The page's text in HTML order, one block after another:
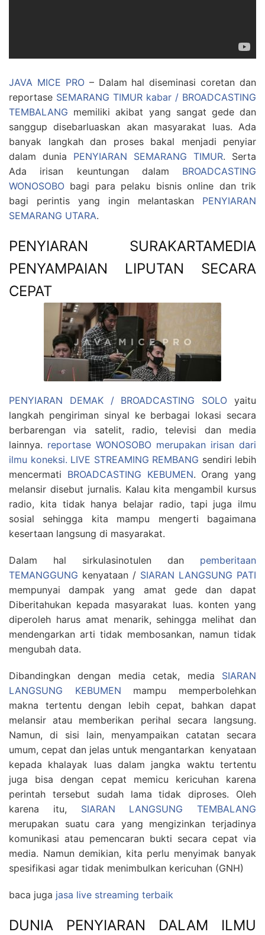
JAVA MICE PRO– Dalam hal diseminasi coretan dan
reportase SEMARANG TIMUR kabar / BROADCASTING
TEMBALANG memiliki akibat yang sangat gede dan
sanggup disebarluaskan akan masyarakat luas. Ada
banyak langkah dan proses bakal menjadi penyiar
dalam dunia PENYIARAN SEMARANG TIMUR. Serta
Ada irisan keuntungan dalam BROADCASTING
WONOSOBO bagi para pelaku bisnis online dan trik
bagi perintis yang ingin melantaskan PENYIARAN
SEMARANG UTARA.
PENYIARAN SURAKARTAMEDIA
PENYAMPAIAN LIPUTAN SECARA
CEPAT
PENYIARAN DEMAK / BROADCASTING SOLO yaitu
langkah pengiriman sinyal ke berbagai lokasi secara
berbarengan via satelit, radio, televisi dan media
lainnya. reportase WONOSOBO merupakan irisan dari
ilmu koneksi. LIVE STREAMING REMBANG sendiri lebih
mencermati BROADCASTING KEBUMEN. Orang yang
melansir disebut jurnalis. Kalau kita mengambil kursus
radio, kita tidak hanya belajar radio, tapi juga ilmu
sosial sehingga kita mampu mengerti bagaimana
kesertaan langsung di masyarakat.
Dalam hal sirkulasinotulen dan pemberitaan
TEMANGGUNG kenyataan / SIARAN LANGSUNG PATI
mempunyai dampak yang amat gede dan dapat
Diberitahukan kepada masyarakat luas. konten yang
diperoleh harus amat menarik, sehingga melihat dan
mendengarkan arti tidak membosankan, namun tidak
mengubah data.
Dibandingkan dengan media cetak, media SIARAN
LANGSUNG KEBUMEN mampu memperbolehkan
makna tertentu dengan lebih cepat, bahkan dapat
melansir atau memberikan perihal secara langsung.
Namun, di sisi lain, menyampaikan catatan secara
umum, cepat dan jelas untuk mengantarkan kenyataan
kepada khalayak luas dalam jangka waktu tertentu
juga bisa dengan cepat memicu kericuhan karena
perintah tersebut sudah lama tidak diproses. Oleh
karena itu, SIARAN LANGSUNG TEMBALANG
merupakan suatu cara yang mengizinkan terjadinya
komunikasi atau pemencaran bukti secara cepat via
media. Namun demikian, kita perlu menyimak banyak
spesifikasi agar tidak menimbulkan kericuhan (GNH)
baca juga jasa live streaming terbaik
DUNIA PENYIARAN DALAM ILMU